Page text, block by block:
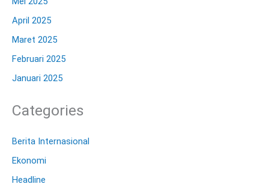
April 2025
Maret 2025
Februari 2025
Januari 2025
Categories
Berita Internasional
Ekonomi
Headline